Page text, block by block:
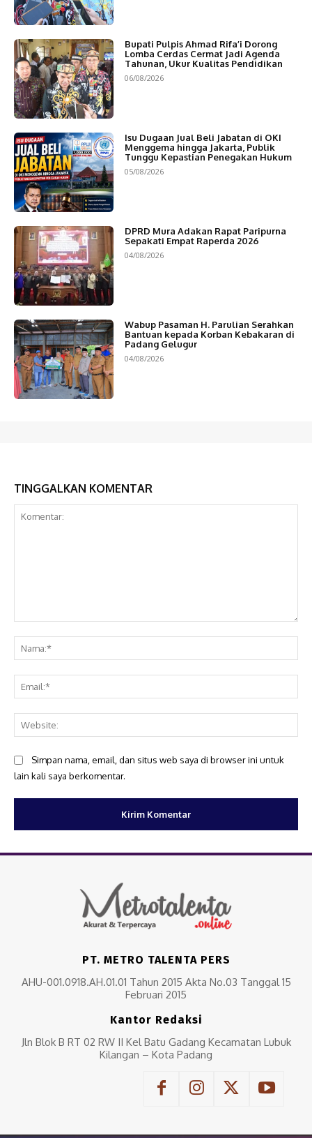
Bupati Pulpis Ahmad Rifa’i Dorong
Lomba Cerdas Cermat Jadi Agenda
Tahunan, Ukur Kualitas Pendidikan
06/08/2026
Isu Dugaan Jual Beli Jabatan di OKI
Menggema hingga Jakarta, Publik
Tunggu Kepastian Penegakan Hukum
05/08/2026
DPRD Mura Adakan Rapat Paripurna
Sepakati Empat Raperda 2026
04/08/2026
Wabup Pasaman H. Parulian Serahkan
Bantuan kepada Korban Kebakaran di
Padang Gelugur
04/08/2026
TINGGALKAN KOMENTAR
Simpan nama, email, dan situs web saya di browser ini untuk
lain kali saya berkomentar.
PT. METRO TALENTA PERS
AHU-001.0918.AH.01.01 Tahun 2015 Akta No.03 Tanggal 15
Februari 2015
Kantor Redaksi
Jln Blok B RT 02 RW II Kel Batu Gadang Kecamatan Lubuk
Kilangan – Kota Padang